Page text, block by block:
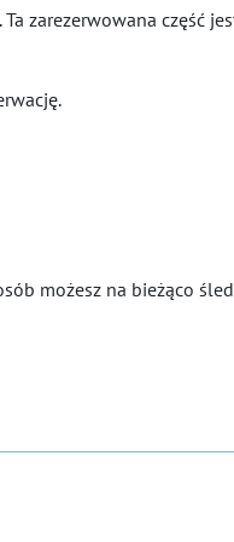
zarezerwowana część
możesz na bieżąco